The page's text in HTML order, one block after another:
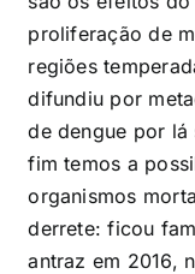
proliferação de
regiões
difundiu por
de dengue por lá
fim temos a
organismos
derrete: ficou
antraz em 2016,